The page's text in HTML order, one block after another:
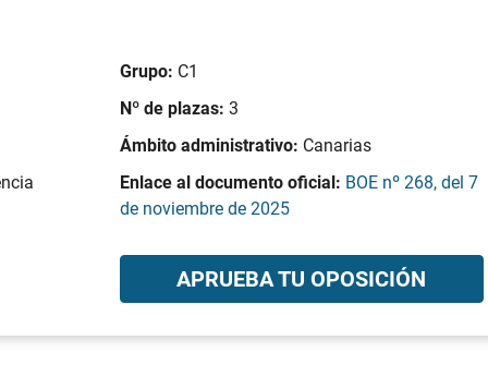
Grupo: C1
Nº de plazas: 3
Ámbito administrativo: Canarias
Enlace al documento oficial: BOE nº 268, del 7
de noviembre de 2025
APRUEBA TU OPOSICIÓN